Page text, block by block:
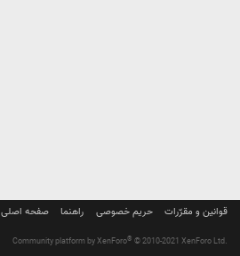
قوانین و مقرّرات حریم خصوصی راهنما صفحه اصلی
Community platform by XenForo® © 2010-2021 XenForo Ltd.